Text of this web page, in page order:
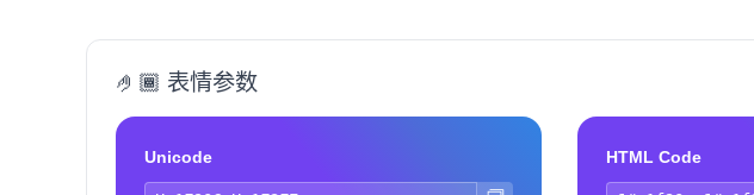
🤌🏾 表情参数
Unicode HTML Code